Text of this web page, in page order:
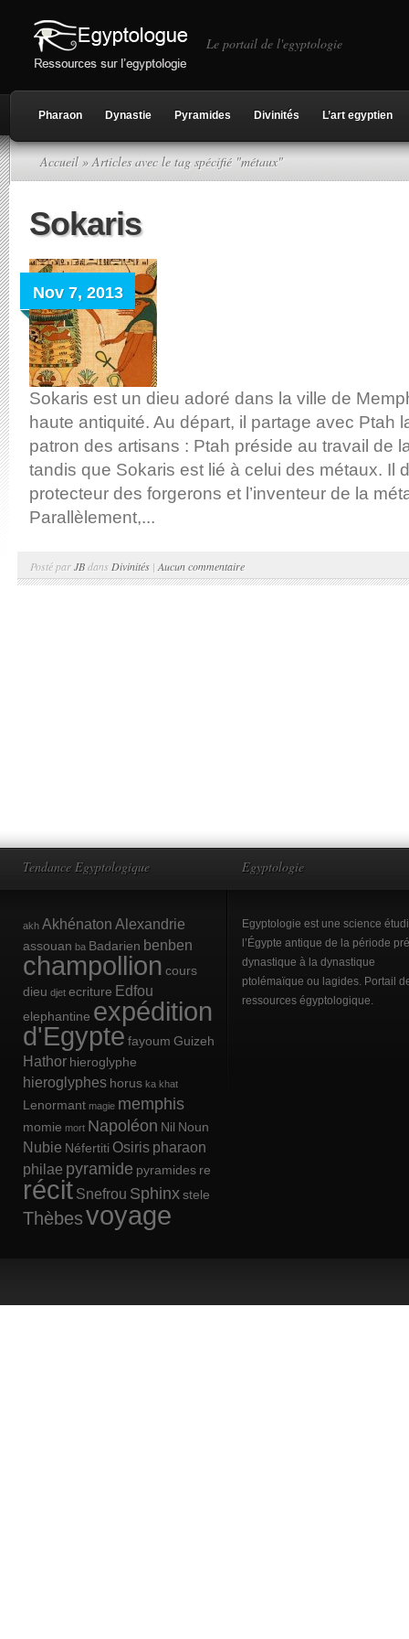
Le portail de l'egyptologie
Pharaon Dynastie Pyramides Divinités L’art egyptien
Accueil» Articles avec le tag spécifié "métaux"
Sokaris
Nov 7, 2013
Sokaris est un dieu adoré dans la ville de
haute antiquité. Au départ, il partage avec Ptah
patron des artisans : Ptah préside au travail de
tandis que Sokaris est lié à celui des métaux. Il
protecteur des forgerons et l’inventeur de la
Parallèlement,...
Posté parJBdans Divinités | Aucun commentaire
Tendance Egyptologique
akh Akhénaton Alexandrie
assouan ba Badarien benben
champollion cours
dieu djet ecriture Edfou
elephantine expédition
d'Egyptefayoum Guizeh
Hathor hieroglyphe
hieroglyphes horus ka khat
Lenormant magie memphis
momie mort Napoléon Nil Noun
Nubie Néfertiti Osiris pharaon
philae pyramide pyramides re
récit Snefrou Sphinxstele
Thèbesvoyage
Egyptologie
Egyptologie est une science
l’Égypte antique de la période
dynastique à la dynastique
ptolémaïque ou lagides. Portail
ressources égyptologique.